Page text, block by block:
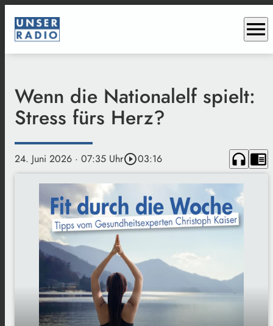
menu
Wenn die Nationalelf spielt:
Stress fürs Herz?
24. Juni 2026 · 07:35 Uhrplay_circle_outline03:16 headphones chrome_reader_mode